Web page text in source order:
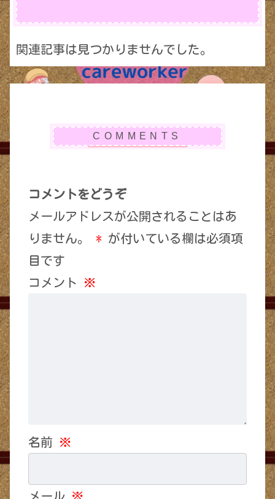
関連記事は見つかりませんでした。
コメントをどうぞ
メールアドレスが公開されることはあ
りません。
* が付いている欄は必須項
目です
コメント ※
名前 ※
メール ※